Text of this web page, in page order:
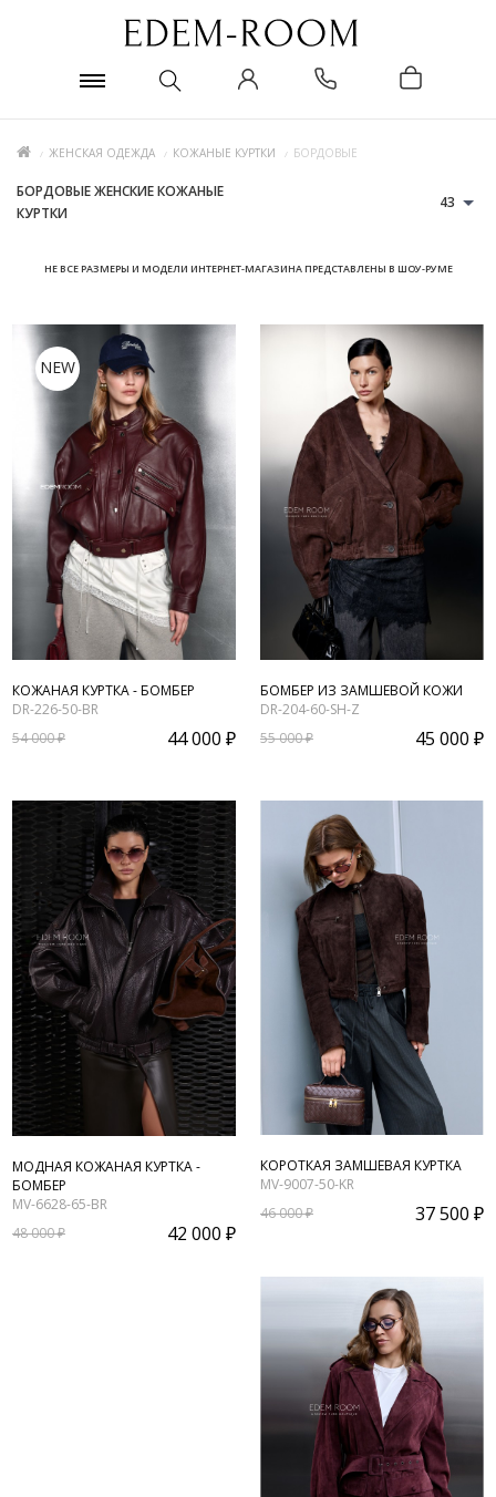
ЖЕНСКАЯ ОДЕЖДА КОЖАНЫЕ КУРТКИ БОРДОВЫЕ
БОРДОВЫЕ ЖЕНСКИЕ КОЖАНЫЕ
КУРТКИ
НЕ ВСЕ РАЗМЕРЫ И МОДЕЛИ ИНТЕРНЕТ-МАГАЗИНА ПРЕДСТАВЛЕНЫ В ШОУ-РУМЕ
43
NEW
КОЖАНАЯ КУРТКА - БОМБЕР
DR-226-50-BR
54 000 ₽
44 000 ₽
БОМБЕР ИЗ ЗАМШЕВОЙ КОЖИ
DR-204-60-SH-Z
55 000 ₽
45 000 ₽
МОДНАЯ КОЖАНАЯ КУРТКА -
БОМБЕР
MV-6628-65-BR
48 000 ₽
42 000 ₽
КОРОТКАЯ ЗАМШЕВАЯ КУРТКА
MV-9007-50-KR
46 000 ₽
37 500 ₽